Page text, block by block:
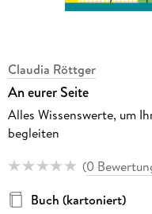
Claudia Röttger
An eurer Seite
Alles Wissenswerte, um
begleiten
(0
Buch (kartoniert)